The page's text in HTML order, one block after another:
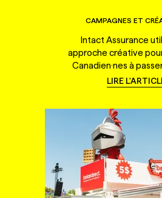
CAMPAGNES ET
Intact Assurance
approche créative
Canadien·nes à
LIRE